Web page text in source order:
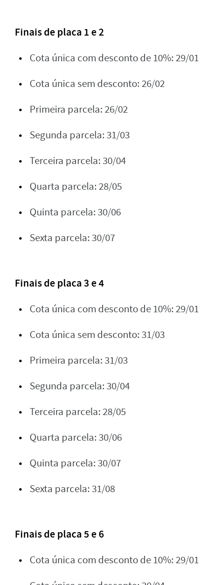
Finais de placa 1 e 2
Cota única com desconto de 10%: 29/01
Cota única sem desconto: 26/02
Primeira parcela: 26/02
Segunda parcela: 31/03
Terceira parcela: 30/04
Quarta parcela: 28/05
Quinta parcela: 30/06
Sexta parcela: 30/07
Finais de placa 3 e 4
Cota única com desconto de 10%: 29/01
Cota única sem desconto: 31/03
Primeira parcela: 31/03
Segunda parcela: 30/04
Terceira parcela: 28/05
Quarta parcela: 30/06
Quinta parcela: 30/07
Sexta parcela: 31/08
Finais de placa 5 e 6
Cota única com desconto de 10%: 29/01